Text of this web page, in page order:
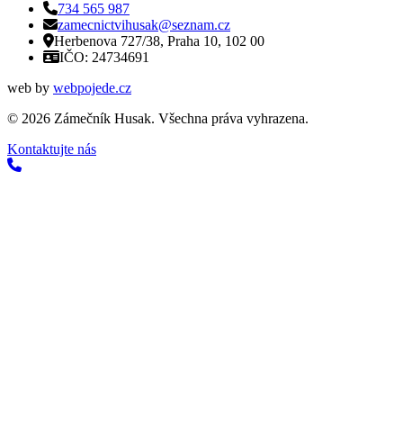
734 565 987
zamecnictvihusak@seznam.cz
Herbenova 727/38, Praha 10, 102 00
IČO: 24734691
web by webpojede.cz
© 2026 Zámečník Husak. Všechna práva vyhrazena.
Kontaktujte nás